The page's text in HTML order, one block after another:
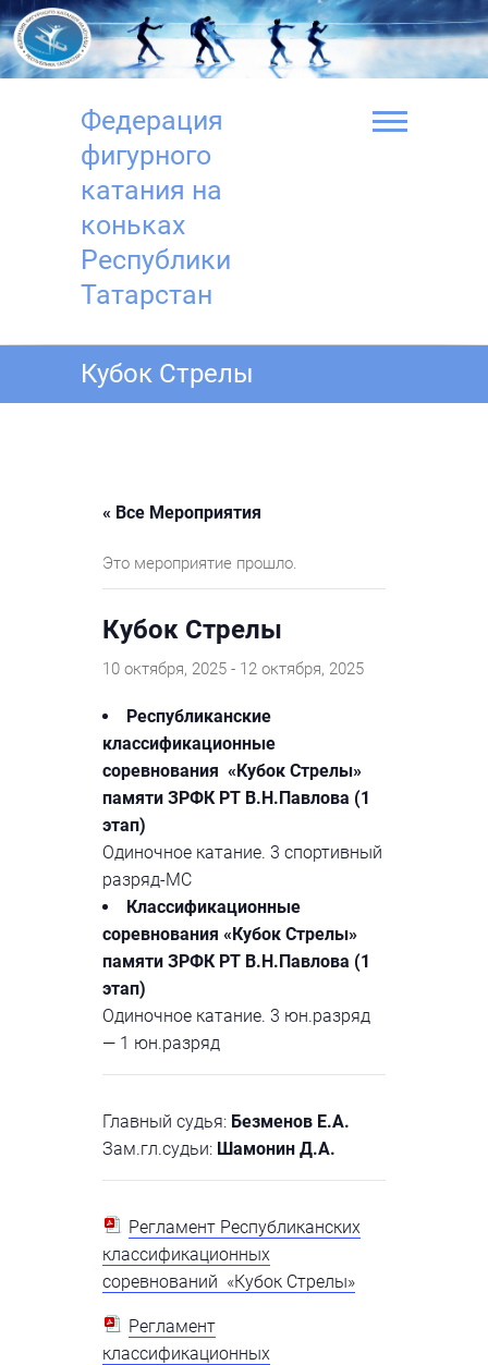
Перейти
к
содержимому
Федерация
фигурного
катания на
коньках
Республики
Татарстан
Кубок Стрелы
« Все Мероприятия
Это мероприятие прошло.
Кубок Стрелы
10 октября, 2025 - 12 октября, 2025
Республиканские
классификационные
соревнования «Кубок Стрелы»
памяти ЗРФК РТ В.Н.Павлова (1
этап)
Одиночное катание. 3 спортивный
разряд-МС
Классификационные
соревнования «Кубок Стрелы»
памяти ЗРФК РТ В.Н.Павлова (1
этап)
Одиночное катание. 3 юн.разряд
— 1 юн.разряд
Главный судья: Безменов Е.А.
Зам.гл.судьи: Шамонин Д.А.
Регламент Республиканских
классификационных
соревнований «Кубок Стрелы»
Регламент
классификационных